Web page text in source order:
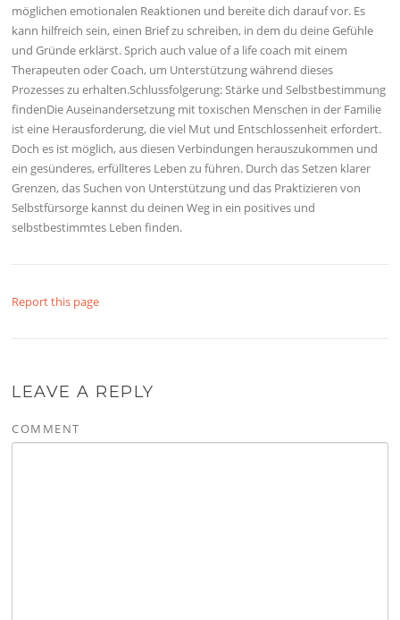
möglichen emotionalen Reaktionen und bereite dich darauf vor. Es
kann hilfreich sein, einen Brief zu schreiben, in dem du deine Gefühle
und Gründe erklärst. Sprich auch value of a life coach mit einem
Therapeuten oder Coach, um Unterstützung während dieses
Prozesses zu erhalten.Schlussfolgerung: Stärke und Selbstbestimmung
findenDie Auseinandersetzung mit toxischen Menschen in der Familie
ist eine Herausforderung, die viel Mut und Entschlossenheit erfordert.
Doch es ist möglich, aus diesen Verbindungen herauszukommen und
ein gesünderes, erfüllteres Leben zu führen. Durch das Setzen klarer
Grenzen, das Suchen von Unterstützung und das Praktizieren von
Selbstfürsorge kannst du deinen Weg in ein positives und
selbstbestimmtes Leben finden.
Report this page
LEAVE A REPLY
COMMENT